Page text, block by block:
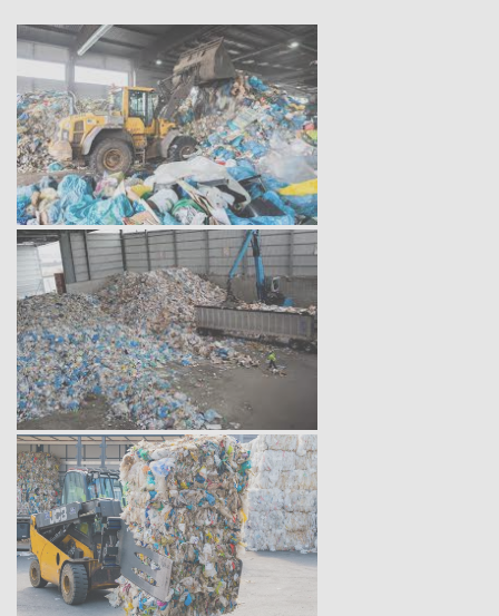
Стерлитамак Сургут
Сызрань Сыктывкар
Таганрог Тамбов
Тверь Тольятти
Томск Тула
Тюмень Улан-Удэ
Ульяновск Уссурийск
Уфа Хабаровск
Химки Чебоксары
Челябинск
Чита Шахты
Электросталь Энгельс
Южно-Сахалинск Якутск
Ярославль